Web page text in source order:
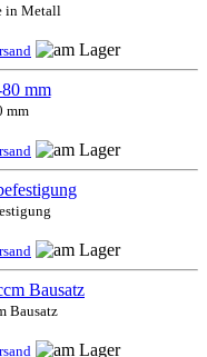
in Metall
mm
Bausatz